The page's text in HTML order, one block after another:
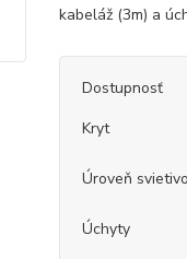
kabeláž (3m) a
Dostupnosť
Kryt
Úroveň
Úchyty